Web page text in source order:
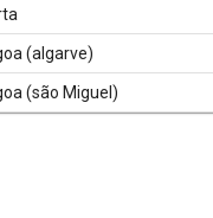
(algarve)
(são Miguel)